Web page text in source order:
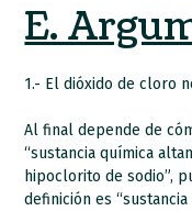
E.
1.- El dióxido de cloro
Al final depende de
“sustancia química
hipoclorito de sodio”,
definición es